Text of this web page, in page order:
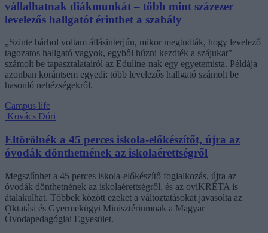
vállalhatnak diákmunkát – több mint százezer
levelezős hallgatót érinthet a szabály
„Szinte bárhol voltam állásinterjún, mikor megtudták, hogy levelező
tagozatos hallgató vagyok, egyből húzni kezdték a szájukat” –
számolt be tapasztalatairól az Eduline-nak egy egyetemista. Példája
azonban korántsem egyedi: több levelezős hallgató számolt be
hasonló nehézségekről.
Campus life
Kovács Dóri
Eltörölnék a 45 perces iskola-előkészítőt, újra az
óvodák dönthetnének az iskolaérettségről
Megszűnhet a 45 perces iskola-előkészítő foglalkozás, újra az
óvodák dönthetnének az iskolaérettségről, és az oviKRÉTA is
átalakulhat. Többek között ezeket a változtatásokat javasolta az
Oktatási és Gyermekügyi Minisztériumnak a Magyar
Óvodapedagógiai Egyesület.